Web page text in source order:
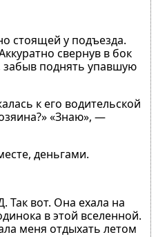
стоящей у подъезда.
свернув в бок
забыв поднять упавшую
к его водительской
«Знаю», —
деньгами.
Так вот. Она ехала на
в этой вселенной.
меня отдыхать летом